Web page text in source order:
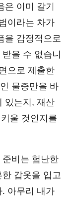
이미 갈기
이라는 차가
을 감정적으로
을 수 없습니
으로 제출한
물증만을 바
있는지, 재산
울 것인지를
비는 험난한
갑옷을 입고
아무리 내가